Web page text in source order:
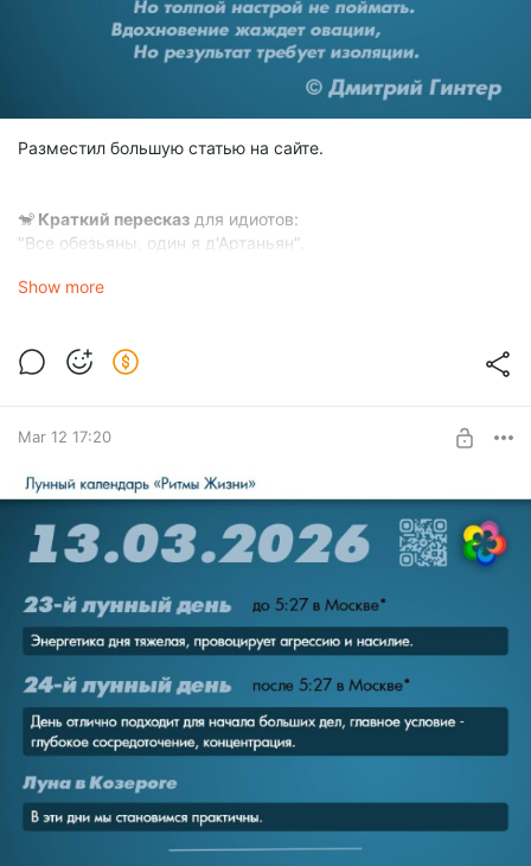
Разместил большую статью на сайте.
🐒 Краткий пересказ для идиотов:
"Все обезьяны, один я д'Артаньян".
📚Оглавление для сильно занятых
🧠 2. Почему я не вписался в клетку
Show more
Mar 12 17:20